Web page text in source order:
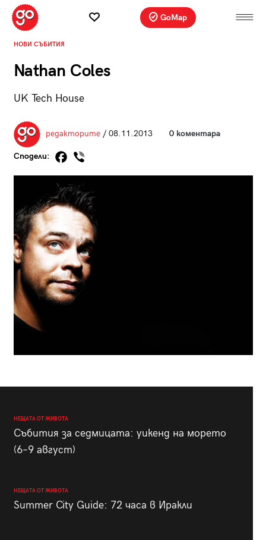
GoMap
НОВИ СЪБИТИЯ
Nathan Coles
UK Tech House
редакторите/ 08.11.2013 0 коментара
Сподели:
НЕЩАТА ОТ ЖИВОТА
Събития за седмицата: уикенд на морето
(6–9 август)
НЕЩАТА ОТ ЖИВОТА
Summer City Guide: 72 часа в Иракли